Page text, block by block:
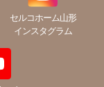
セルコホーム山形
インスタグラム